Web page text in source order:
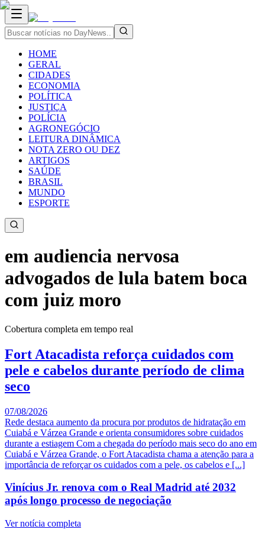
HOME
GERAL
CIDADES
ECONOMIA
POLÍTICA
JUSTIÇA
POLÍCIA
AGRONEGÓCIO
LEITURA DINÂMICA
NOTA ZERO OU DEZ
ARTIGOS
SAÚDE
BRASIL
MUNDO
ESPORTE
em audiencia nervosa
advogados de lula batem boca
com juiz moro
Cobertura completa em tempo real
Fort Atacadista reforça cuidados com
pele e cabelos durante período de clima
seco
07/08/2026
Rede destaca aumento da procura por produtos de hidratação em
Cuiabá e Várzea Grande e orienta consumidores sobre cuidados
durante a estiagem Com a chegada do período mais seco do ano em
Cuiabá e Várzea Grande, o Fort Atacadista chama a atenção para a
importância de reforçar os cuidados com a pele, os cabelos e [...]
Vinícius Jr. renova com o Real Madrid até 2032
após longo processo de negociação
Ver notícia completa